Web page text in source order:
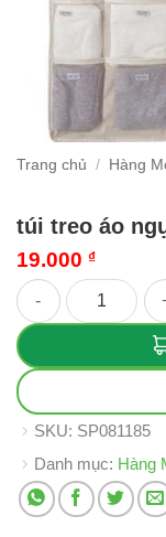
Trang chủ / Hàng
túi treo áo
19.000 ₫
túi treo áo ngực
SKU: SP081185
Danh mục: Hàng